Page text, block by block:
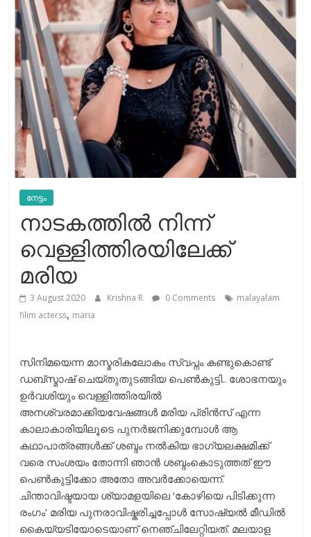
നേട്ടം
നാടകത്തില്‍ നിന്ന്
വെള്ളിത്തിരയിലേക്ക്
മരിയ
3 August 2020 Krishna R 0 Comments
malayalam
filim acterss, maria
സിനിമയെന്ന മാസ്മരികലോകം സ്വപ്നം കണ്ടുകൊണ്ട്
ഡബ്സ്മാഷ് ചെയ്തുതുടങ്ങിയ പെണ്‍കുട്ടി.. ശോഭനയും
ഉര്‍വശിയും വെള്ളിത്തിരയില്‍
അനശ്വരമാക്കിയവേഷങ്ങള്‍ മരിയ പ്രിന്‍സ് എന്ന
കാലാകാരിയിലൂടെ പുനര്‍ജനിക്കുമ്പോള്‍ ആ
കഥാപാത്രങ്ങള്‍ക്ക് ശബ്ദം നല്‍കിയ ഭാഗ്യലക്ഷമിക്ക്
വരെ സംശയം തോന്നി ഞാന്‍ ശബ്ദംകൊടുത്തത് ഈ
പെണ്‍കുട്ടിക്കോ അതോ അവര്‍ക്കോയെന്ന്.
ചിന്താവിഷ്ടയായ ശ്യാമളയിലെ ‘കോഴിയെ പിടിക്കുന്ന
രംഗം’ മരിയ പുനരാവിഷ്കരിച്ചപ്പോള്‍ സോഷ്യല്‍ മീഡില്‍
കൈയ്യടിയോടെയാണ് നെഞ്ചിലേറ്റിയത്. മലയാള